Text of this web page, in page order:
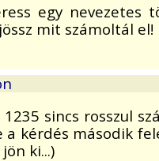
egy nevezetes
mit számoltál el!
1235 sincs rosszul
a kérdés második
ki...)